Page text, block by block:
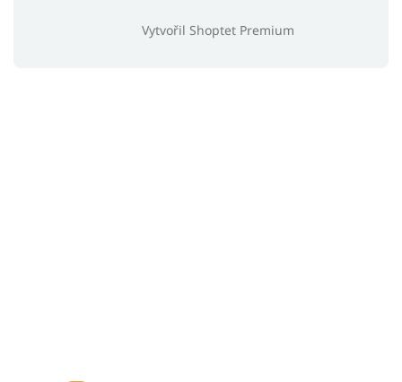
Vytvořil Shoptet Premium